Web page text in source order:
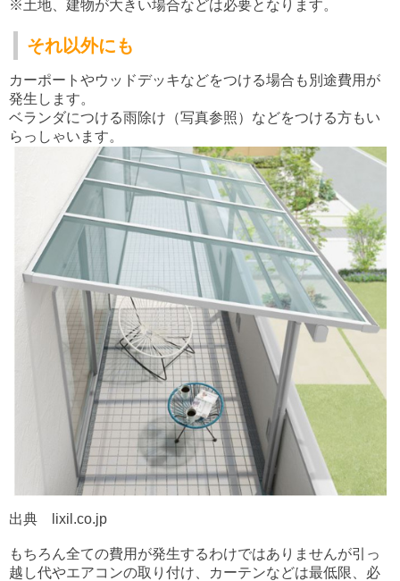
※土地、建物が大きい場合などは必要となります。
それ以外にも
カーポートやウッドデッキなどをつける場合も別途費用が
発生します。
ベランダにつける雨除け（写真参照）などをつける方もい
らっしゃいます。
出典 lixil.co.jp
もちろん全ての費用が発生するわけではありませんが引っ
越し代やエアコンの取り付け、カーテンなどは最低限、必